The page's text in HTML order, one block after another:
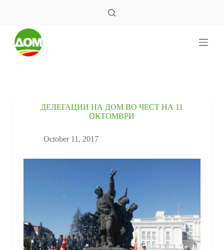
ДЕЛЕГАЦИИ НА ДОМ ВО ЧЕСТ НА 11
ОКТОМВРИ
October 11, 2017